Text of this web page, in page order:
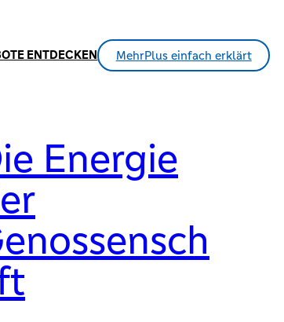
ENTDECKEN MehrPlus einfach erklärt
Energie